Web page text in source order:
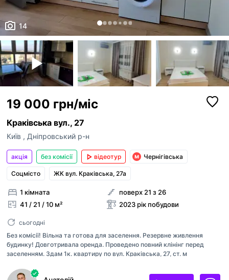
14
19 000 грн/міс
Краківська вул., 27
Київ , Дніпровський р-н
акція без комісії відеотур Чернігівська
Соцмісто ЖК вул. Краківська, 27а
1 кімната
41 / 21 / 10 м²
поверх 21 з 26
2023 рік побудови
сьогодні
Без комісії! Вільна та готова для заселення. Резервне живлення
будинку! Довготривала оренда. Проведено повний клінінг перед
заселенням. Здам 1к. квартиру по вул. Краківська, 27, ст. м
Samsung, Телевізор LG 4K 43 дюйма, пульт -LG Magic Remote,